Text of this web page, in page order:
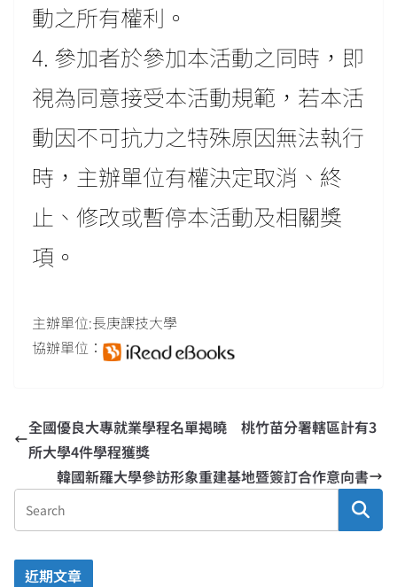
動之所有權利。
4. 參加者於參加本活動之同時，即
視為同意接受本活動規範，若本活
動因不可抗力之特殊原因無法執行
時，主辦單位有權決定取消、終
止、修改或暫停本活動及相關獎
項。
主辦單位:長庚課技大學
協辦單位：
全國優良大專就業學程名單揭曉 桃竹苗分署轄區計有3
所大學4件學程獲獎
韓國新羅大學參訪形象重建基地暨簽訂合作意向書
近期文章